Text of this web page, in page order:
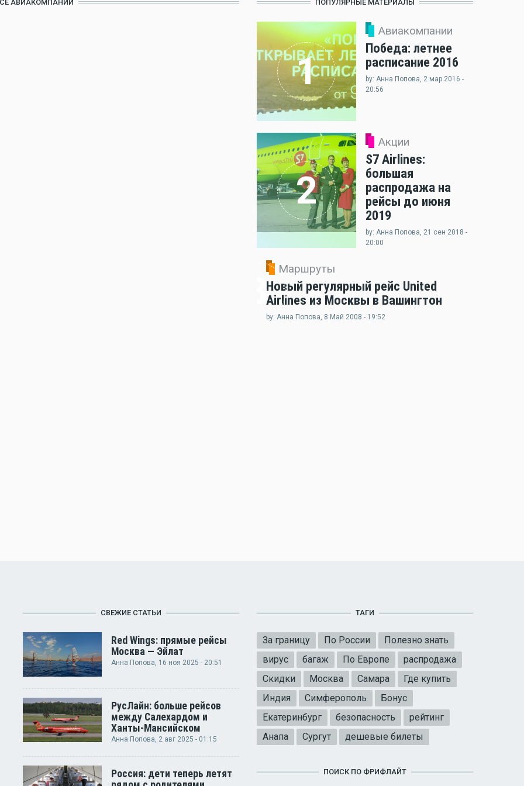
АВИАКОМПАНИИ ПОПУЛЯРНЫЕ МАТЕРИАЛЫ
1
Авиакомпании
Победа: летнее
расписание 2016
by: Анна Попова, 2 мар 2016 -
20:56
2
Акции
S7 Airlines:
большая
распродажа на
рейсы до июня
2019
by: Анна Попова, 21 сен 2018 -
20:00
3
Маршруты
Новый регулярный рейс United
Airlines из Москвы в Вашингтон
by: Анна Попова, 8 Май 2008 - 19:52
СВЕЖИЕ СТАТЬИ
Red Wings: прямые рейсы
Москва — Эйлат
Анна Попова, 16 ноя 2025 - 20:51
РусЛайн: больше рейсов
между Салехардом и
Ханты-Мансийском
Анна Попова, 2 авг 2025 - 01:15
Россия: дети теперь летят
ТАГИ
За границу По России
Полезно знать
вирус
багаж По Европе
распродажа
Скидки
Москва Самара
Где купить
Индия
Симферополь
Бонус
Екатеринбург
безопасность
рейтинг
Анапа
Сургут дешевые билеты
ПОИСК ПО ФРИФЛАЙТ